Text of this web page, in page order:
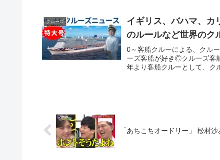
クルーズ
イギリス、バハマ、カ
のルールなど世界のク
0～客船クルーによる、クル
ーズ客船が好き◎クルーズ客
年より客船クルーとして、ク
「あちこちオードリー」 松村